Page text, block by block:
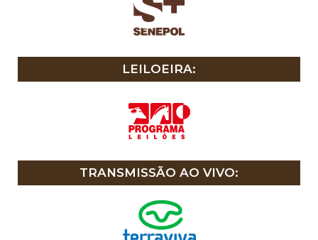
LEILOEIRA:
TRANSMISSÃO AO VIVO: